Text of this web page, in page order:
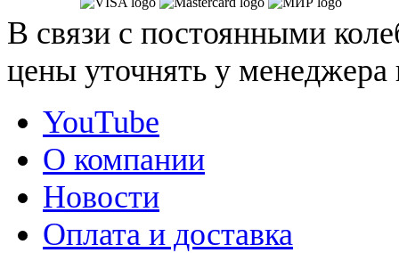
В связи с постоянными
цены уточнять у
YouTube
О компании
Новости
Оплата и доставка